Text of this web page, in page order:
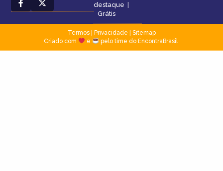
destaque |
Grátis
Termos| Privacidade
Sitemap
Criado com
e pelo time do EncontraBrasil